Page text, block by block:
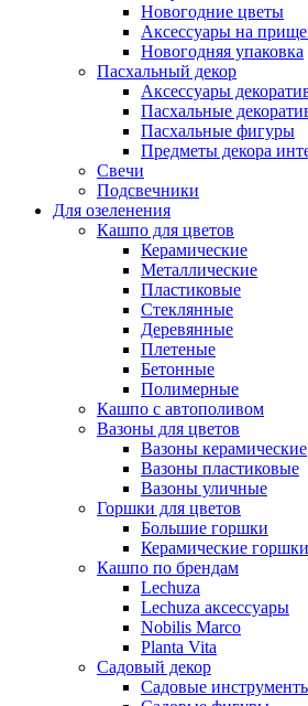
Новогодние цветы
Аксессуары на
Новогодняя упаковка
Пасхальный декор
Аксессуары
Пасхальные
Пасхальные фигуры
Предметы декора
Свечи
Подсвечники
Для озеленения
Кашпо для цветов
Керамические
Металлические
Пластиковые
Стеклянные
Деревянные
Плетеные
Бетонные
Полимерные
Кашпо с автополивом
Вазоны для цветов
Вазоны керамические
Вазоны пластиковые
Вазоны уличные
Горшки для цветов
Большие горшки
Керамические горшки
Кашпо по брендам
Lechuza
Lechuza аксессуары
Nobilis Marco
Planta Vita
Садовый декор
Садовые